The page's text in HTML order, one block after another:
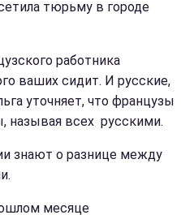
тюрьму в городе
работника
ваших сидит. И русские,
уточняет, что французы
называя всех русскими.
знают о разнице между
месяце